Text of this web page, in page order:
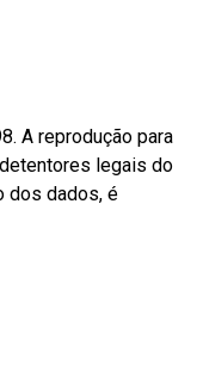
A reprodução para
legais do
dos dados, é